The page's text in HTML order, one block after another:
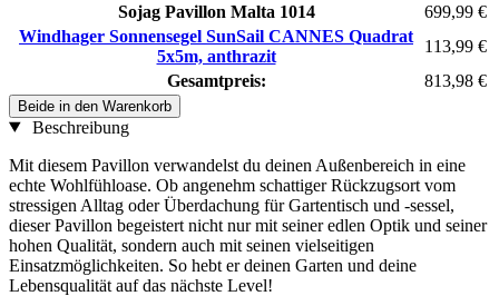
Sojag Pavillon Malta 1014
699,99 €
Windhager Sonnensegel SunSail CANNES Quadrat
5x5m, anthrazit
113,99 €
Gesamtpreis:
813,98 €
Beide in den Warenkorb
Beschreibung
Mit diesem Pavillon verwandelst du deinen Außenbereich in eine
echte Wohlfühloase. Ob angenehm schattiger Rückzugsort vom
stressigen Alltag oder Überdachung für Gartentisch und -sessel,
dieser Pavillon begeistert nicht nur mit seiner edlen Optik und seiner
hohen Qualität, sondern auch mit seinen vielseitigen
Einsatzmöglichkeiten. So hebt er deinen Garten und deine
Lebensqualität auf das nächste Level!